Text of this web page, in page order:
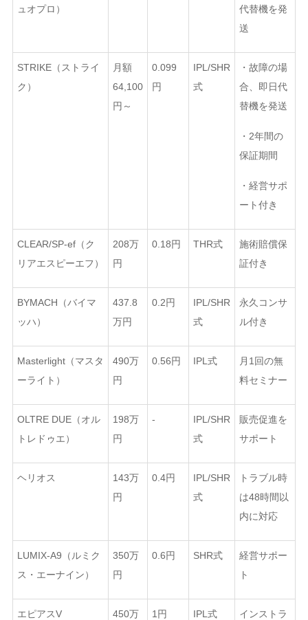
ュオプロ）
代替機を発
送
STRIKE（ストライ
ク）
月額
64,100
円～
0.099
円
IPL/SHR
式
・故障の場
合、即日代
替機を発送
・2年間の
保証期間
・経営サポ
ート付き
CLEAR/SP-ef（ク
リアエスピーエフ）
208万
円
0.18円 THR式
施術賠償保
証付き
BYMACH（バイマ
ッハ）
437.8
万円
0.2円
IPL/SHR
式
永久コンサ
ル付き
Masterlight（マスタ
ーライト）
490万
円
0.56円 IPL式
月1回の無
料セミナー
OLTRE DUE（オル
トレドゥエ）
198万
円
-
IPL/SHR
式
販売促進を
サポート
ヘリオス
143万
円
0.4円
IPL/SHR
式
トラブル時
は48時間以
内に対応
LUMIX-A9（ルミク
ス・エーナイン）
350万
円
0.6円 SHR式
経営サポー
ト
エピアスV
450万
1円 IPL式
インストラ